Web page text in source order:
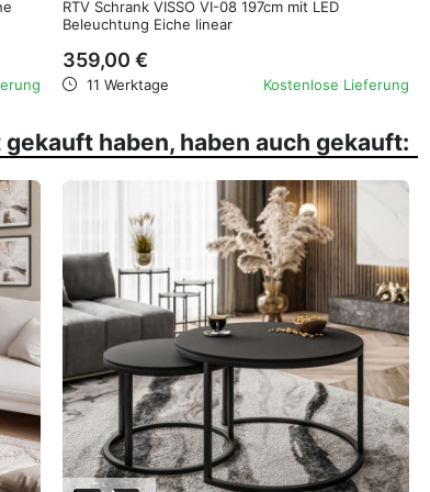
RTV Schrank VISSO VI-08 197cm mit LED
Beleuchtung Eiche linear
359,00 €
11 Werktage Kostenlose Lieferung
haben, haben auch gekauft: